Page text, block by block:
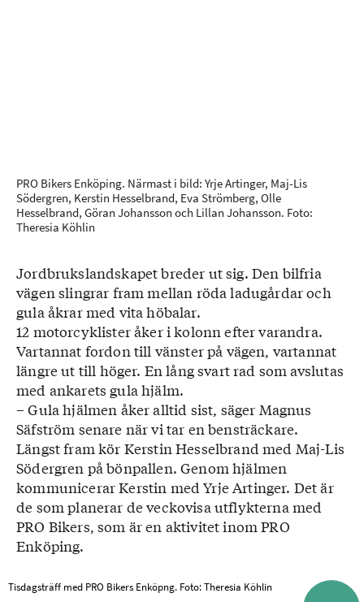
PRO Bikers Enköping. Närmast i bild: Yrje Artinger, Maj-Lis
Södergren, Kerstin Hesselbrand, Eva Strömberg, Olle
Hesselbrand, Göran Johansson och Lillan Johansson. Foto:
Theresia Köhlin
Jordbrukslandskapet breder ut sig. Den bilfria
vägen slingrar fram mellan röda ladugårdar och
gula åkrar med vita höbalar.
12 motorcyklister åker i kolonn efter varandra.
Vartannat fordon till vänster på vägen, vartannat
längre ut till höger. En lång svart rad som avslutas
med ankarets gula hjälm.
– Gula hjälmen åker alltid sist, säger Magnus
Säfström senare när vi tar en bensträckare.
Längst fram kör Kerstin Hesselbrand med Maj-Lis
Södergren på bönpallen. Genom hjälmen
kommunicerar Kerstin med Yrje Artinger. Det är
de som planerar de veckovisa utflykterna med
PRO Bikers, som är en aktivitet inom PRO
Enköping.
Tisdagsträff med PRO Bikers Enköpng. Foto: Theresia Köhlin